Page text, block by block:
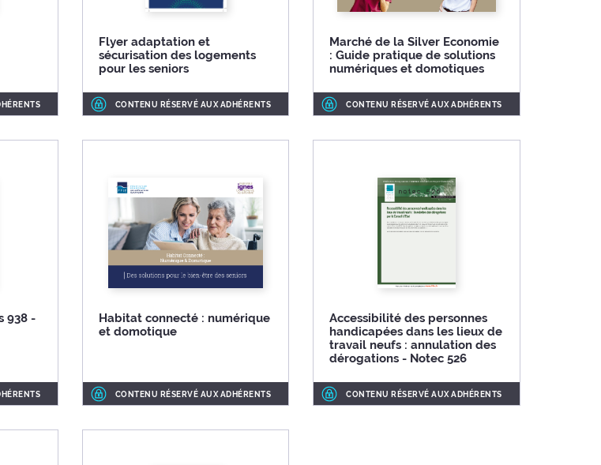
Flyer adaptation et
sécurisation des logements
pour les seniors
CONTENU RÉSERVÉ AUX ADHÉRENTS
Marché de la Silver Economie
: Guide pratique de solutions
numériques et domotiques
CONTENU RÉSERVÉ AUX ADHÉRENTS
938 -
Habitat connecté : numérique
et domotique
CONTENU RÉSERVÉ AUX ADHÉRENTS
Accessibilité des personnes
handicapées dans les lieux de
travail neufs : annulation des
dérogations - Notec 526
CONTENU RÉSERVÉ AUX ADHÉRENTS